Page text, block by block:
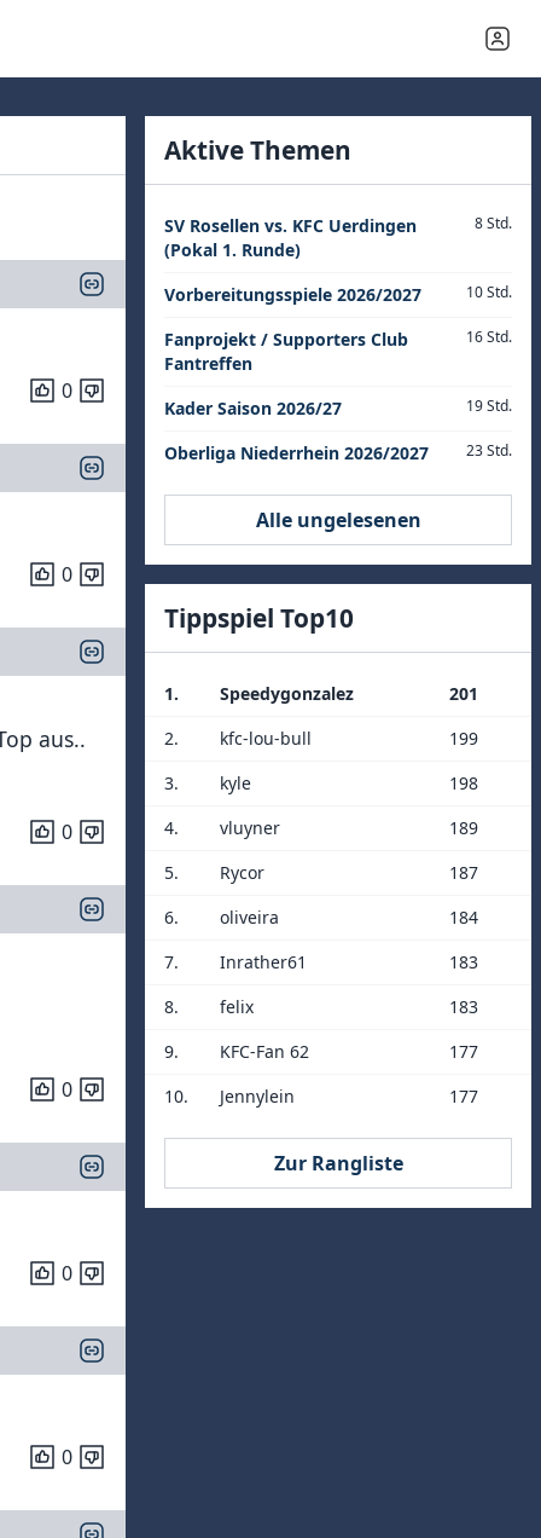
0
0
aus..
0
0
0
0
Aktive Themen
SV Rosellen vs. KFC Uerdingen
(Pokal 1. Runde)
8 Std.
Vorbereitungsspiele 2026/2027 10 Std.
Fanprojekt / Supporters Club
Fantreffen
16 Std.
Kader Saison 2026/27 19 Std.
Oberliga Niederrhein 2026/2027 23 Std.
Alle ungelesenen
Tippspiel Top10
1. Speedygonzalez
201
2.
kfc-lou-bull
199
3.
kyle
198
4.
vluyner
189
5.
Rycor
187
6.
oliveira
184
7.
Inrather61
183
8.
felix
183
9.
KFC-Fan 62
177
10.
Jennylein 177
Zur Rangliste